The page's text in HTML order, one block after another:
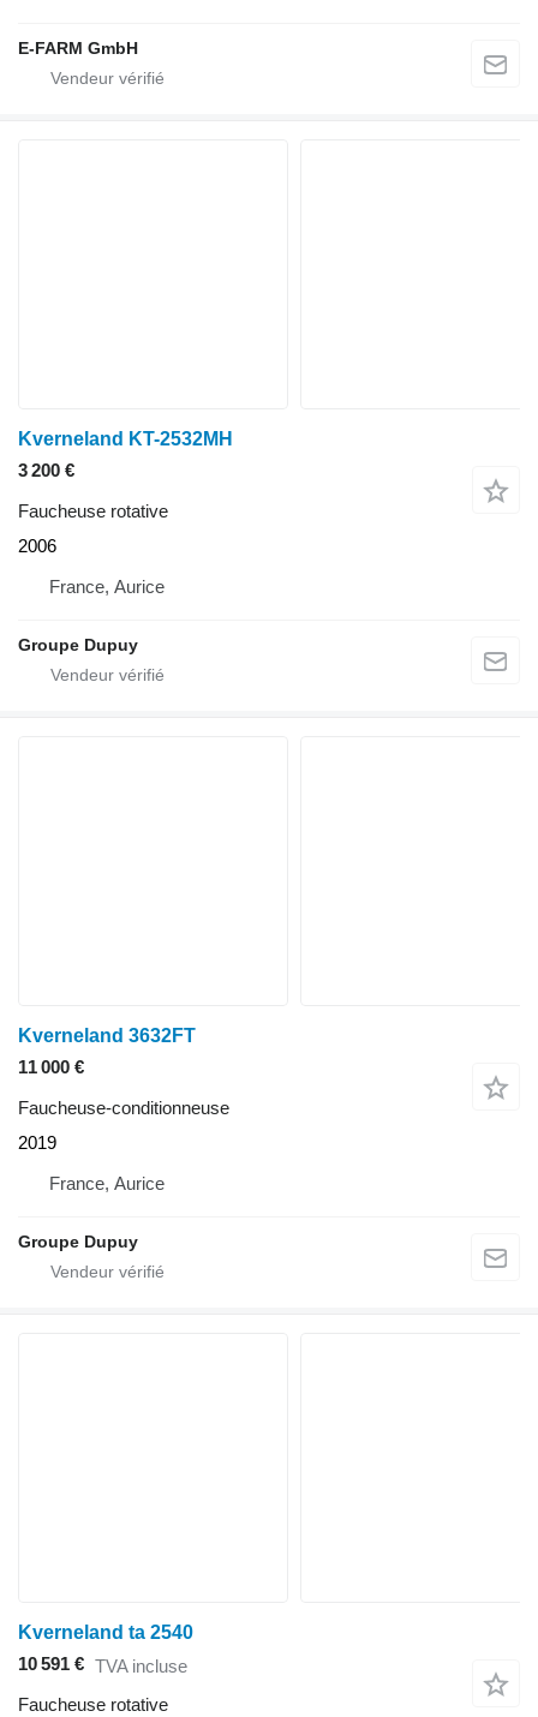
E-FARM GmbH
Kverneland KT-2532MH
3 200 €
Faucheuse rotative
2006
France, Aurice
Groupe Dupuy
Kverneland 3632FT
11 000 €
Faucheuse-conditionneuse
2019
France, Aurice
Groupe Dupuy
Kverneland ta 2540
10 591 € TVA incluse
Faucheuse rotative